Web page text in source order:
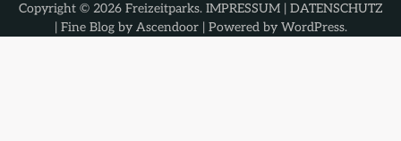
Copyright © 2026 Freizeitparks. IMPRESSUM| DATENSCHUTZ
| Fine Blog by Ascendoor| Powered by WordPress.